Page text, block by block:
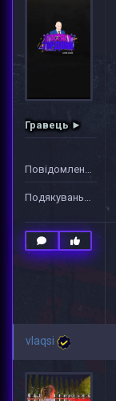
Гравець ►
Повідомлень: 1
Подякувань: 15
vlaqsi